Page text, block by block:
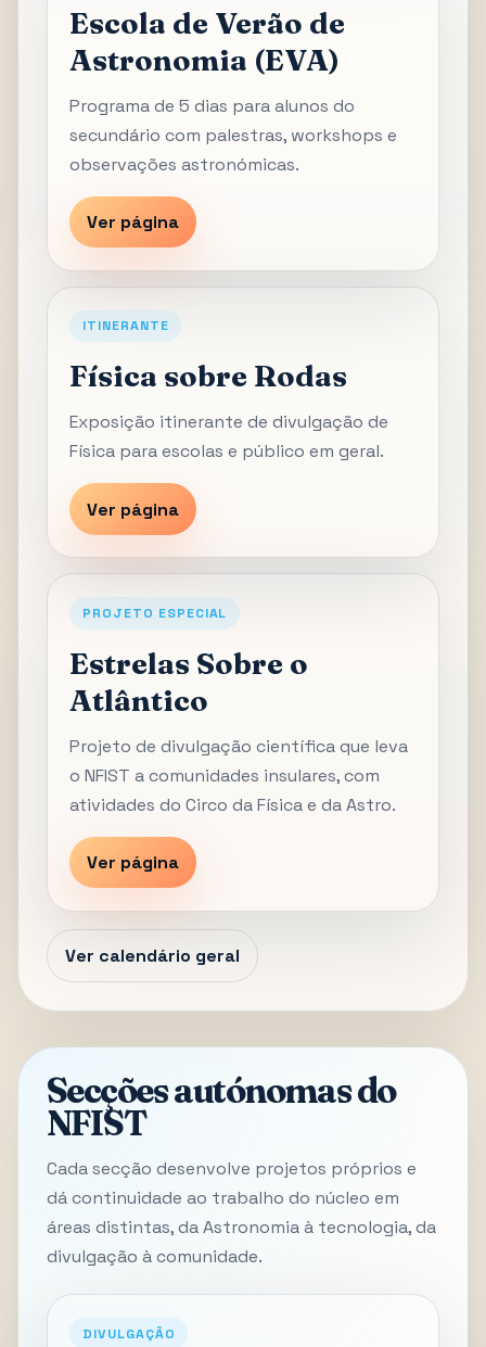
Escola de Verão de
Astronomia (EVA)
Programa de 5 dias para alunos do
secundário com palestras, workshops e
observações astronómicas.
Ver página
ITINERANTE
Física sobre Rodas
Exposição itinerante de divulgação de
Física para escolas e público em geral.
Ver página
PROJETO ESPECIAL
Estrelas Sobre o
Atlântico
Projeto de divulgação científica que leva
o NFIST a comunidades insulares, com
atividades do Circo da Física e da Astro.
Ver página
Ver calendário geral
Secções autónomas do
NFIST
Cada secção desenvolve projetos próprios e
dá continuidade ao trabalho do núcleo em
áreas distintas, da Astronomia à tecnologia, da
divulgação à comunidade.
DIVULGAÇÃO